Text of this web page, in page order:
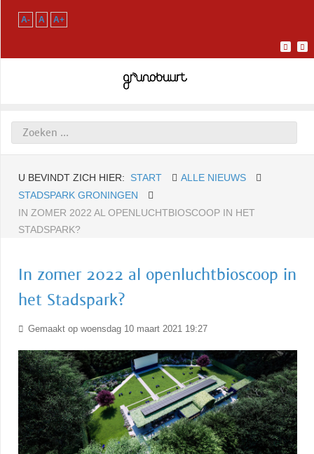
A- A A+
U BEVINDT ZICH HIER: START
ALLE NIEUWS
STADSPARK GRONINGEN
IN ZOMER 2022 AL OPENLUCHTBIOSCOOP IN HET
STADSPARK?
In zomer 2022 al openluchtbioscoop in
het Stadspark?
Gemaakt op woensdag 10 maart 2021 19:27